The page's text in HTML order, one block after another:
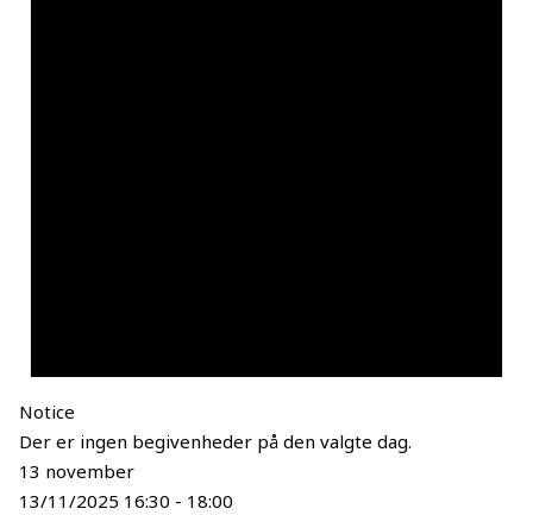
Notice
Der er ingen begivenheder på den valgte dag.
13 november
13/11/2025 16:30 - 18:00